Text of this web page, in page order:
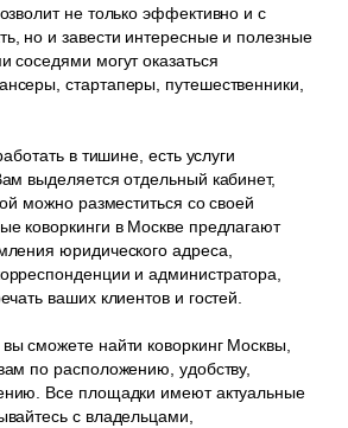
не только эффективно и с
но и завести интересные и полезные
соседями могут оказаться
стартаперы, путешественники,
в тишине, есть услуги
выделяется отдельный кабинет,
можно разместиться со своей
коворкинги в Москве предлагают
юридического адреса,
и администратора,
ваших клиентов и гостей.
сможете найти коворкинг Москвы,
по расположению, удобству,
Все площадки имеют актуальные
с владельцами,